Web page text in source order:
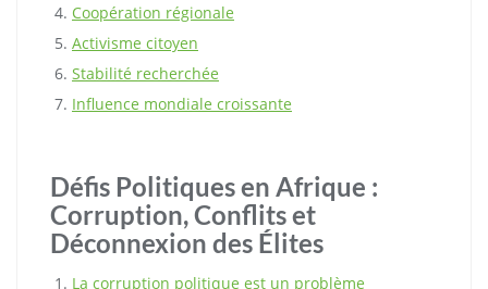
Coopération régionale
Activisme citoyen
Stabilité recherchée
Influence mondiale croissante
Défis Politiques en Afrique :
Corruption, Conflits et
Déconnexion des Élites
La corruption politique est un problème